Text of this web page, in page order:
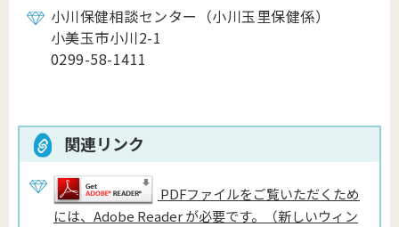
小川保健相談センター（小川玉里保健係）
小美玉市小川2-1
0299-58-1411
関連リンク
PDFファイルをご覧いただくため
には、Adobe Reader が必要です。（新しいウィン